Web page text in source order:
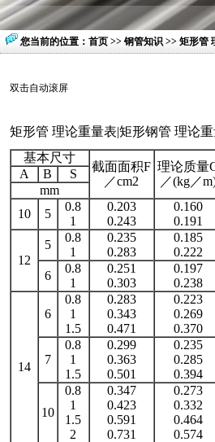
您当前的位置： 首页 >> 钢管知识 >> 矩形管
双击自动滚屏
矩形管 理论重量表|矩形钢管 理论
基本尺寸
截面面积F
／cm2
理论质量
／(kg／
A
B S
mm
10
5
0.8
1
0.203
0.243
0.160
0.191
12
5
0.8
1
0.235
0.283
0.185
0.222
6
0.8
1
0.251
0.303
0.197
0.238
14
6
0.8
1
1.5
0.283
0.343
0.471
0.223
0.269
0.370
7
0.8
1
1.5
0.299
0.363
0.501
0.235
0.285
0.394
10
0.8
1
1.5
2
0.347
0.423
0.591
0.731
0.273
0.332
0.464
0.574